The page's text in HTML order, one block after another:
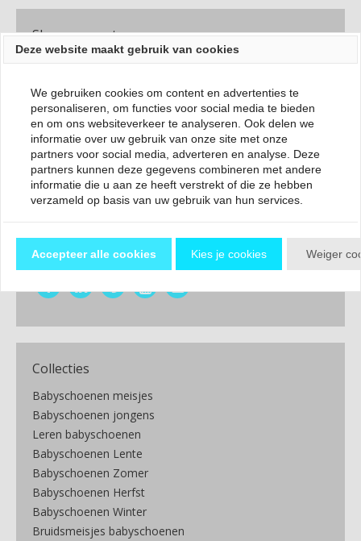
Shop op maat
Babyschoenen Maat 19
Babyschoenen Maat 20
Babyschoenen Maat 21
Kinderschoenen Maat 22
Kinderschoenen Maat 23
Kinderschoenen Maat 24
Volg ons op Social Media
Collecties
Babyschoenen meisjes
Babyschoenen jongens
Leren babyschoenen
Babyschoenen Lente
Babyschoenen Zomer
Babyschoenen Herfst
Babyschoenen Winter
Bruidsmeisjes babyschoenen
Deze website maakt gebruik van cookies
We gebruiken cookies om content en advertenties te
personaliseren, om functies voor social media te bieden
en om ons websiteverkeer te analyseren. Ook delen we
informatie over uw gebruik van onze site met onze
partners voor social media, adverteren en analyse. Deze
partners kunnen deze gegevens combineren met andere
informatie die u aan ze heeft verstrekt of die ze hebben
verzameld op basis van uw gebruik van hun services.
Accepteer alle cookies Kies je cookies Weiger